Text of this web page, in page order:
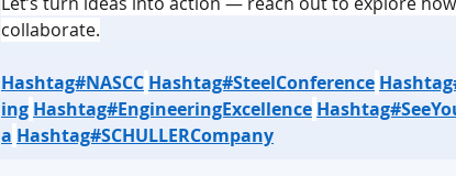
collaborate.
Hashtag#NASCC Hashtag#SteelConference
ing Hashtag#EngineeringExcellence
a Hashtag#SCHULLERCompany